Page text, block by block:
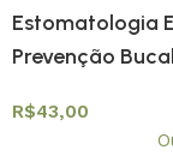
Estomatologia
Prevenção Bucal
R$43,00